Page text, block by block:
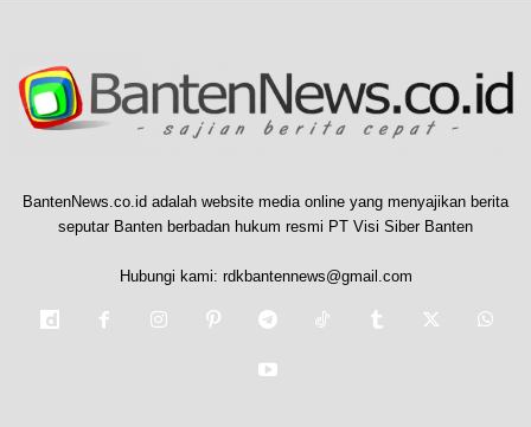
BantenNews.co.id adalah website media online yang menyajikan berita
seputar Banten berbadan hukum resmi PT Visi Siber Banten
Hubungi kami: rdkbantennews@gmail.com